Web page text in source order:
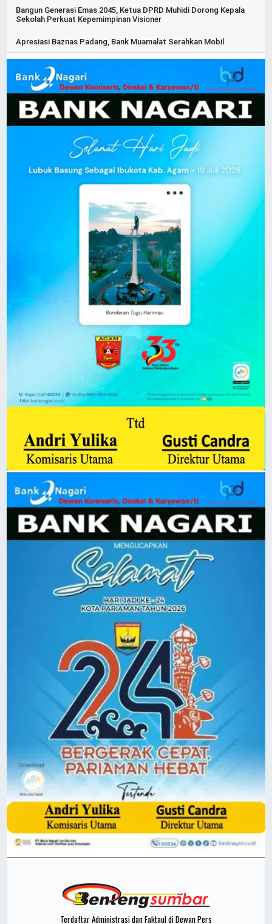
Bangun Generasi Emas 2045, Ketua DPRD Muhidi Dorong Kepala
Sekolah Perkuat Kepemimpinan Visioner
Apresiasi Baznas Padang, Bank Muamalat Serahkan Mobil
Terdaftar Administrasi dan Faktaul di Dewan Pers